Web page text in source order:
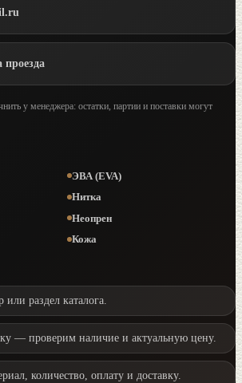
у менеджера: остатки, партии и поставки могут
ЭВА (EVA)
Нитка
Неопрен
Кожа
или раздел каталога.
— проверим наличие и актуальную цену.
количество, оплату и доставку.